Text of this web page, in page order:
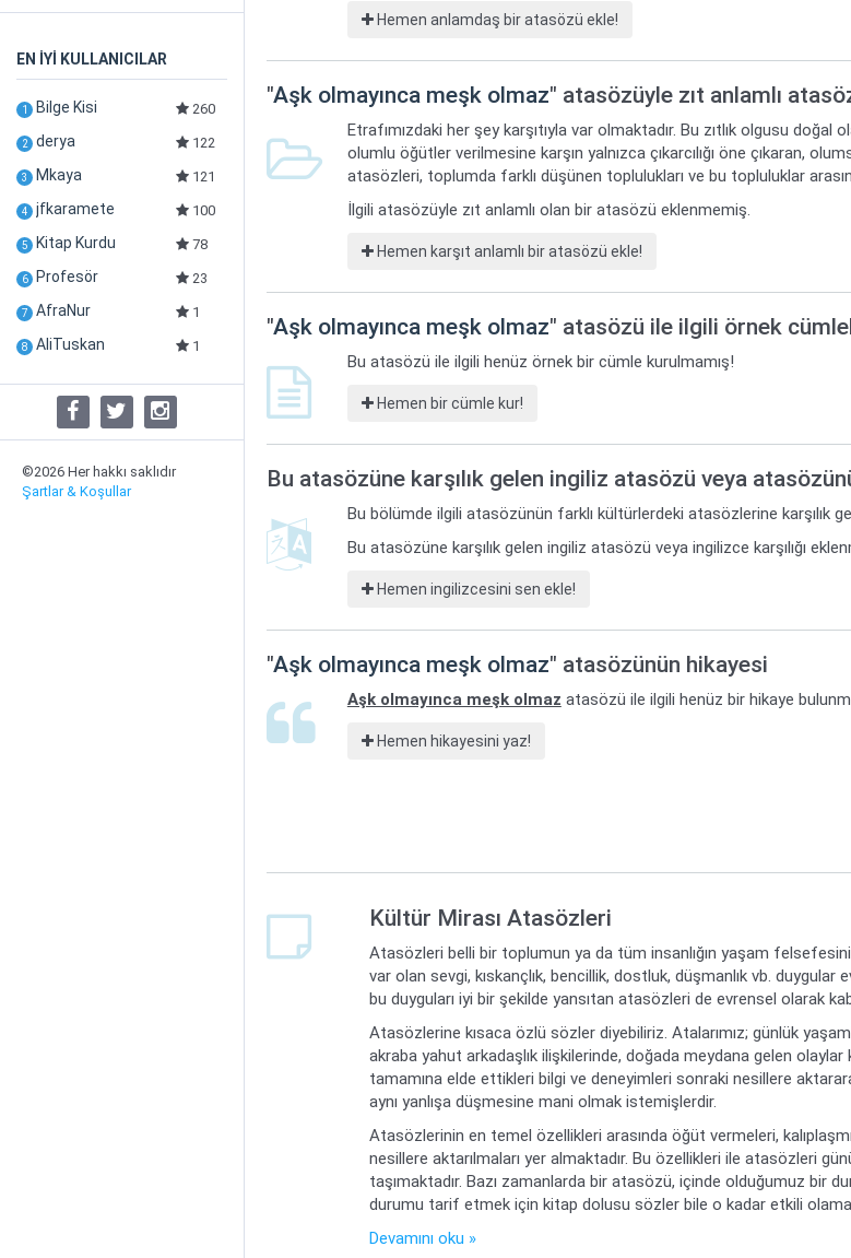
EN İYİ KULLANICILAR
1 Bilge Kisi 260
2 derya 122
3 Mkaya 121
4 jfkaramete 100
5 Kitap Kurdu 78
6 Profesör 23
7 AfraNur 1
8 AliTuskan 1
©2026 Her hakkı saklıdır
Şartlar & Koşullar
Hemen anlamdaş bir atasözü ekle!
"Aşk olmayınca meşk olmaz" atasözüyle zıt anlamlı
Etrafımızdaki her şey karşıtıyla var olmaktadır. Bu zıtlık olgusu
olumlu öğütler verilmesine karşın yalnızca çıkarcılığı öne çıkaran,
atasözleri, toplumda farklı düşünen toplulukları ve bu topluluklar
İlgili atasözüyle zıt anlamlı olan bir atasözü eklenmemiş.
Hemen karşıt anlamlı bir atasözü ekle!
"Aşk olmayınca meşk olmaz" atasözü ile ilgili örnek
Bu atasözü ile ilgili henüz örnek bir cümle kurulmamış!
Hemen bir cümle kur!
Bu atasözüne karşılık gelen ingiliz atasözü veya
Bu bölümde ilgili atasözünün farklı kültürlerdeki atasözlerine karşılık
Bu atasözüne karşılık gelen ingiliz atasözü veya ingilizce karşılığı
Hemen ingilizcesini sen ekle!
"Aşk olmayınca meşk olmaz" atasözünün hikayesi
Aşk olmayınca meşk olmaz atasözü ile ilgili henüz bir hikaye
Hemen hikayesini yaz!
Kültür Mirası Atasözleri
Atasözleri belli bir toplumun ya da tüm insanlığın yaşam
var olan sevgi, kıskançlık, bencillik, dostluk, düşmanlık vb. duygular
bu duyguları iyi bir şekilde yansıtan atasözleri de evrensel olarak
Atasözlerine kısaca özlü sözler diyebiliriz. Atalarımız; günlük
akraba yahut arkadaşlık ilişkilerinde, doğada meydana gelen olaylar
tamamına elde ettikleri bilgi ve deneyimleri sonraki nesillere
aynı yanlışa düşmesine mani olmak istemişlerdir.
Atasözlerinin en temel özellikleri arasında öğüt vermeleri,
nesillere aktarılmaları yer almaktadır. Bu özellikleri ile atasözleri
taşımaktadır. Bazı zamanlarda bir atasözü, içinde olduğumuz bir
durumu tarif etmek için kitap dolusu sözler bile o kadar etkili
Devamını oku »